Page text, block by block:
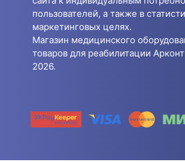
пользователей, а также в
маркетинговых целях.
Магазин медицинского
товаров для реабилитации
2026.